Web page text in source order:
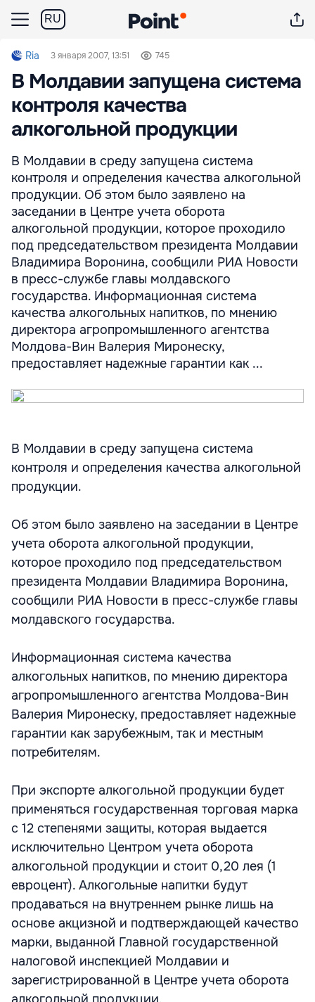
RU
Ria 3 января 2007, 13:51 745
В Молдавии запущена система
контроля качества
алкогольной продукции
В Молдавии в среду запущена система
контроля и определения качества алкогольной
продукции. Об этом было заявлено на
заседании в Центре учета оборота
алкогольной продукции, которое проходило
под председательством президента Молдавии
Владимира Воронина, сообщили РИА Новости
в пресс-службе главы молдавского
государства. Информационная система
качества алкогольных напитков, по мнению
директора агропромышленного агентства
Молдова-Вин Валерия Миронеску,
предоставляет надежные гарантии как ...
В Молдавии в среду запущена система
контроля и определения качества алкогольной
продукции.
Об этом было заявлено на заседании в Центре
учета оборота алкогольной продукции,
которое проходило под председательством
президента Молдавии Владимира Воронина,
сообщили РИА Новости в пресс-службе главы
молдавского государства.
Информационная система качества
алкогольных напитков, по мнению директора
агропромышленного агентства Молдова-Вин
Валерия Миронеску, предоставляет надежные
гарантии как зарубежным, так и местным
потребителям.
При экспорте алкогольной продукции будет
применяться государственная торговая марка
с 12 степенями защиты, которая выдается
исключительно Центром учета оборота
алкогольной продукции и стоит 0,20 лея (1
евроцент). Алкогольные напитки будут
продаваться на внутреннем рынке лишь на
основе акцизной и подтверждающей качество
марки, выданной Главной государственной
налоговой инспекцией Молдавии и
зарегистрированной в Центре учета оборота